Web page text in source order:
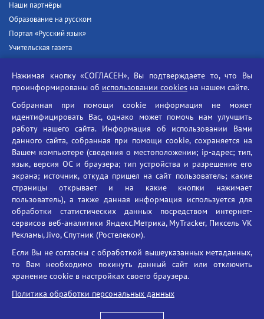
Наши партнёры
Образование на русском
Портал «Русский язык»
Учительская газета
Единый портал государственных услуг
Противодействие угрозам информационной безопасности
Социальные ролики - Генеральная прокуратура РФ
Противодействие коррупции
БГУ против наркотиков
Брянский государственный университет
имени академика И.Г. Петровского
Время работы: пн-пт 09:00-18:00
E-mail: bryanskgu@mail.ru
Телефон: +7(4832)58-90-85
Нажимая кнопку «СОГЛАСЕН», Вы подтверждаете то, что Вы
проинформированы об использовании cookies на нашем сайте.
Собранная при помощи cookie информация не может
идентифицировать Вас, однако может помочь нам улучшить
работу нашего сайта. Информация об использовании Вами
данного сайта, собранная при помощи cookie, сохраняется на
Вашем компьютере (сведения о местоположении; ip-адрес; тип,
язык, версия ОС и браузера; тип устройства и разрешение его
экрана; источник, откуда пришел на сайт пользователь; какие
страницы открывает и на какие кнопки нажимает
пользователь), а также данная информация используется для
обработки статистических данных посредством интернет-
сервисов веб-аналитики Яндекс.Метрика, MyTracker, Пиксель VK
Рекламы, Jivo, Спутник (Ростелеком).
Если Вы не согласны с обработкой вышеуказанных метаданных,
то Вам необходимо покинуть данный сайт или отключить
хранение cookie в настройках своего браузера.
Политика обработки персональных данных